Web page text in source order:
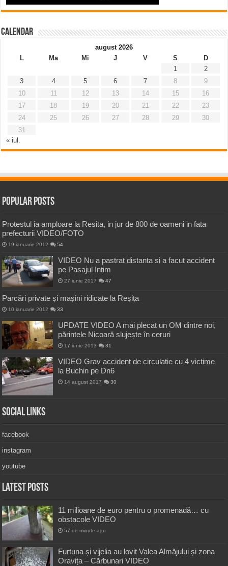
Calendar
august 2026
L
Ma Mi J V S
D
1
2
3
4 5 6 7 8
9
10
11 12 13 14 15
16
17
18 19 20 21 22
23
24
25 26 27 28 29
30
31
« iul.
Popular Posts
Protestul ia amploare la Resita, in jur de 800 de oameni in fata
prefecturii VIDEO/FOTO
19 ianuarie 2012 54
VIDEO Nu a pastrat distanta si a facut accident
pe Pasajul Intim
27 iunie 2017 47
Parcări private și mașini ridicate la Reșița
10 ianuarie 2012 33
UPDATE VIDEO A mai plecat un OM dintre noi,
părintele Nicoară slujește în ceruri
17 iunie 2013 31
VIDEO Grav accident de circulatie cu 4 victime
la Buchin pe Dn6
14 august 2017 30
Social Links
facebook
instagram
youtube
Latest Posts
11 milioane de euro pentru o promenadă… cu
obstacole VIDEO
57 de minute ago
Furtuna și vijelia au lovit Valea Almăjului și zona
Oravița – Cărbunari VIDEO